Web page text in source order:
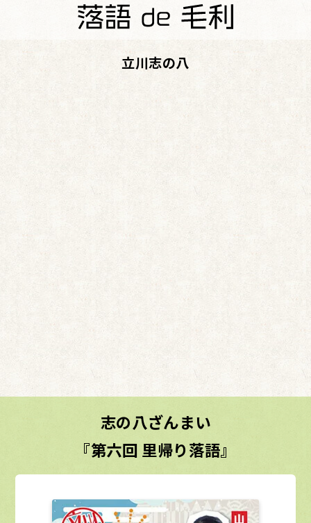
立川志の八
志の八ざんまい
『第六回 里帰り落語』